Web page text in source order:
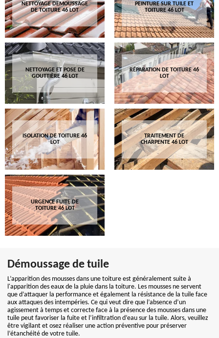
NETTOYAGE DEMOUSSAGE
DE TOITURE 46 LOT
PEINTURE SUR TUILE ET
TOITURE 46 LOT
NETTOYAGE ET POSE DE
GOUTTIÈRE 46 LOT
RÉPARATION DE TOITURE 46
LOT
ISOLATION DE TOITURE 46
LOT
TRAITEMENT DE
CHARPENTE 46 LOT
URGENCE FUITE DE
TOITURE 46 LOT
Démoussage de tuile
L’apparition des mousses dans une toiture est généralement suite à
l'apparition des eaux de la pluie dans la toiture. Les mousses ne servent
que d’attaquer la performance et également la résistance de la tuile face
aux attaques des intempéries. Ce qui veut dire que l’absence d’un
agissement à temps et correcte face à la présence des mousses dans une
tuile peut favoriser la fuite et l’infiltration d’eau sur la tuile. Alors, veuillez
être vigilant et osez réaliser une action préventive pour préserver
l’étanchéité de votre tuile.